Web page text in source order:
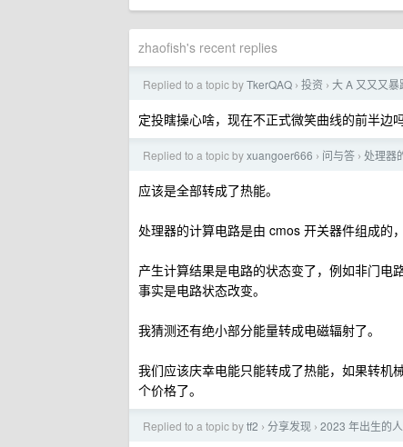
zhaofish's recent replies
Replied to a topic byTkerQAQ › 投资 › 大 A 又又又
定投瞎操心啥，现在不正式微笑曲线的前半边
Replied to a topic byxuangoer666 › 问与答 › 处理器
应该是全部转成了热能。
处理器的计算电路是由 cmos 开关器件组成的
产生计算结果是电路的状态变了，例如非门
事实是电路状态改变。
我猜测还有绝小部分能量转成电磁辐射了。
我们应该庆幸电能只能转成了热能，如果转机
个价格了。
Replied to a topic bytf2 › 分享发现 › 2023 年出生的